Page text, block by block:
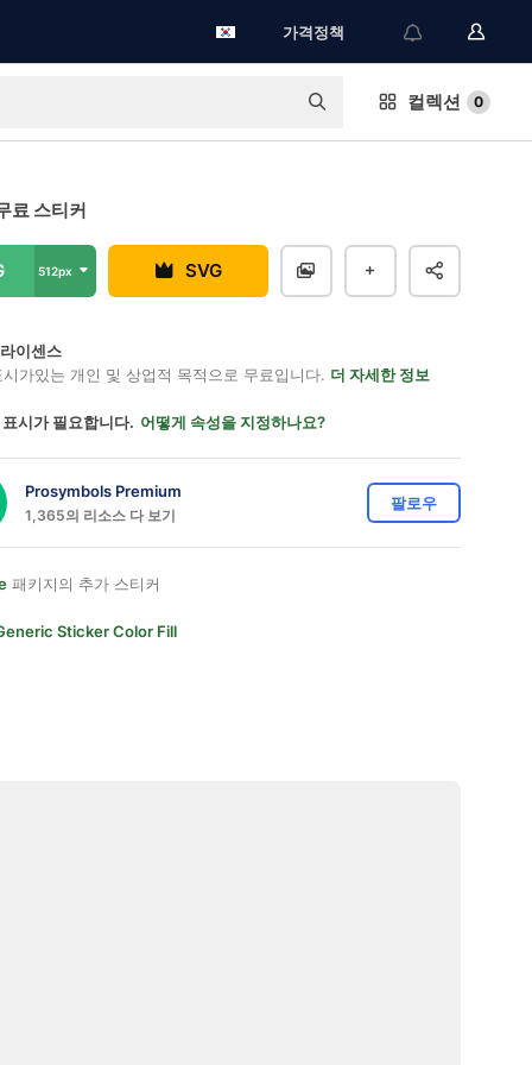
가격정책
컬렉션 0
료 스티커
512px SVG
이센스
가있는 개인 및 상업적 목적으로 무료입니다. 더 자세한 정보
시가 필요합니다. 어떻게 속성을 지정하나요?
Prosymbols Premium
1,365의 리소스 다 보기
팔로우
패키지의 추가 스티커
Sticker Color Fill